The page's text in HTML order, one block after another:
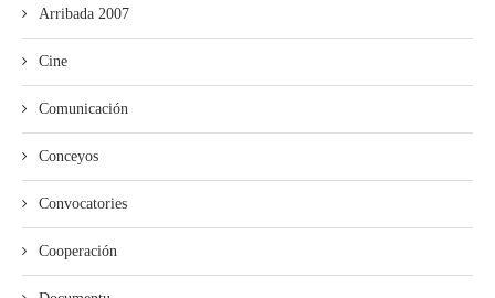
Arribada 2007
Cine
Comunicación
Conceyos
Convocatories
Cooperación